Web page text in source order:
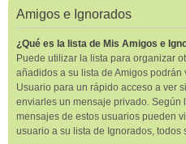
Amigos e Ignorados
¿Qué es la lista de Mis Amigos e
Puede utilizar la lista para organizar
añadidos a su lista de Amigos
Usuario para un rápido acceso a ver
enviarles un mensaje privado. Según
mensajes de estos usuarios pueden
usuario a su lista de Ignorados,